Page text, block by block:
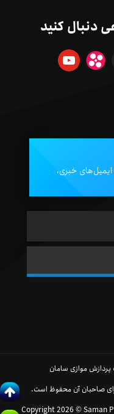
دنبال کنید
خبری،
موازی سامان
صاحبان آن محفوظ است.
Copyright 2026 © Saman